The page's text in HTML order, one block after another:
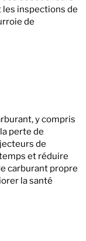
les inspections de
de
y compris
perte de
de
et réduire
carburant propre
la santé